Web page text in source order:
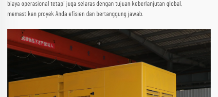
biaya operasional tetapi juga selaras dengan tujuan keberlanjutan global,
memastikan proyek Anda efisien dan bertanggung jawab.